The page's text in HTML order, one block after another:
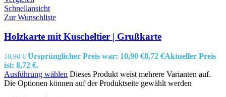
Schnellansicht
Zur Wunschliste
Holzkarte mit Kuscheltier | Grußkarte
10,90€ Ursprünglicher Preis war: 10,90 €8,72 €Aktueller Preis
ist: 8,72 €.
Ausführung wählen Dieses Produkt weist mehrere Varianten auf.
Die Optionen können auf der Produktseite gewählt werden